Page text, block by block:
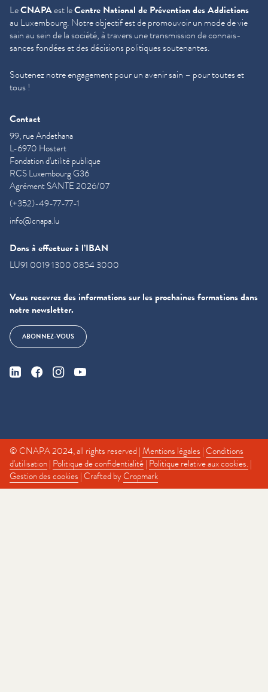
LeCNAPAest leCentre National de Prévention des Addictions
au Luxembourg. Notre objectif est de promouvoir un mode de vie
sain au sein de la société, à travers une trans­mis­sion de con­nais­
sances fondées et des décisions politiques soutenantes.
Soutenez notre engagement pour un avenir sain – pour toutes et
tous !
Contact
99, rue Andethana
L-6970 Hostert
Fondation d'utilité publique
RCS Luxembourg G36
Agrément SANTE 2026/07
(+352)-49-77-77-1
info@cnapa.lu
Dons à effectuer à l’IBAN
LU91 0019 1300 0854 3000
Vous recevrez des informations sur les prochaines formations dans
notre newsletter.
ABONNEZ-VOUS
© CNAPA 2024, all rights reserved |Mentions légales |Conditions
d'utilisation| Politique de confidentialité| Politique relative aux cookies.|
Gestion des cookies | Crafted byCropmark